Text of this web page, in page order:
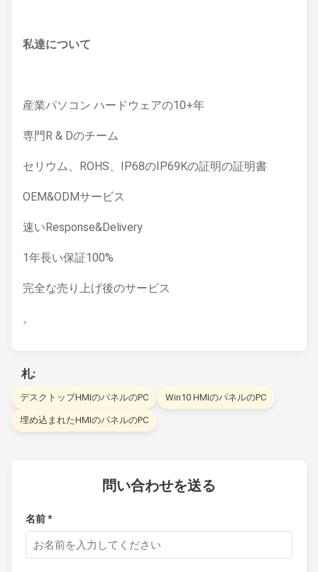
私達について
産業パソコン ハードウェアの10+年
専門R & Dのチーム
セリウム、ROHS、IP68のIP69Kの証明の証明書
OEM&ODMサービス
速いResponse&Delivery
1年長い保証100%
完全な売り上げ後のサービス
。
札:
デスクトップHMIのパネルのPC Win10 HMIのパネルのPC
埋め込まれたHMIのパネルのPC
問い合わせを送る
名前 *